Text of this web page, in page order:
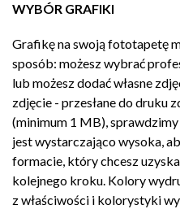
WYBÓR GRAFIKI
Grafikę na swoją fototapetę
sposób: możesz wybrać
lub możesz dodać własne
zdjęcie - przesłane do druku
(minimum 1 MB),
jest wystarczająco wysoka,
formacie, który chcesz
kolejnego kroku. Kolory
z właściwości i kolorystyki